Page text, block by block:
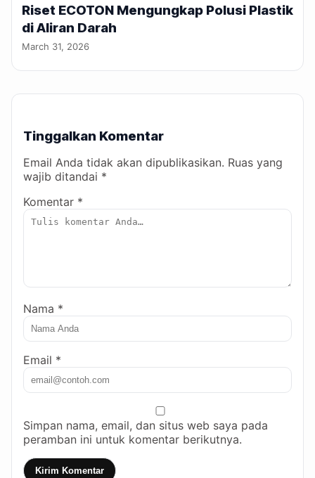
Riset ECOTON Mengungkap Polusi Plastik
di Aliran Darah
March 31, 2026
Tinggalkan Komentar
Email Anda tidak akan dipublikasikan. Ruas yang
wajib ditandai *
Komentar *
Nama *
Email *
Simpan nama, email, dan situs web saya pada
peramban ini untuk komentar berikutnya.
Kirim Komentar